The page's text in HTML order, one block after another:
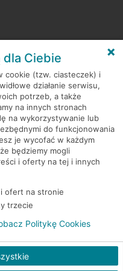
prawa zastrzeżone
dla Ciebie
cookie (tzw. ciasteczek) i
działanie serwisu,
potrzeb, a także
na innych stronach
na wykorzystywanie lub
do funkcjonowania
je wycofać w każdym
będziemy mogli
i oferty na tej i innych
ofert na stronie
trzecie
Politykę Cookies